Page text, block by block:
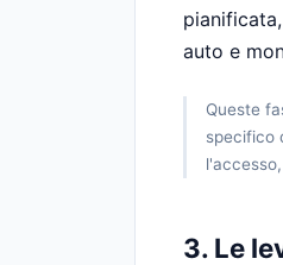
auto e
Queste
specifico
3. Le